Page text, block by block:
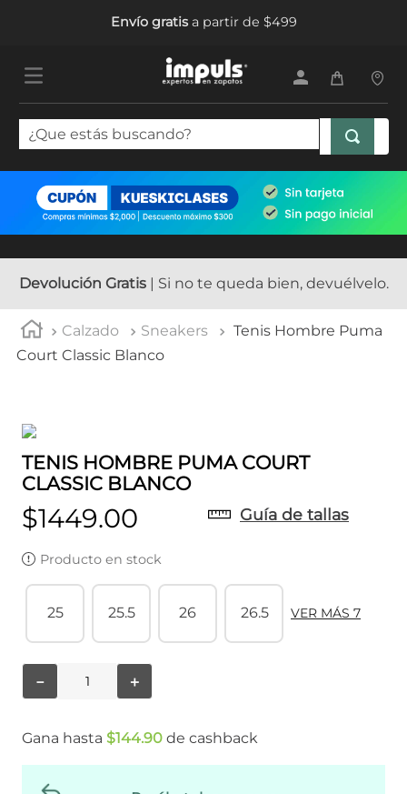
Envío gratisa partir de $499
¿Que estás buscando?
Devolución Gratis| Si no te queda bien, devuélvelo.
Calzado Sneakers
Tenis Hombre Puma
Court Classic Blanco
TENIS HOMBRE PUMA COURT
CLASSIC BLANCO
$1449.00 Guía de tallas
Producto en stock
25 25.5 26 26.5 VER MÁS 7
＋
－
Gana hasta $144.90 de cashback
TÉRMINOS MÁS BUSCADOS
.
tenis mujer
tenis hombre
5. tenis